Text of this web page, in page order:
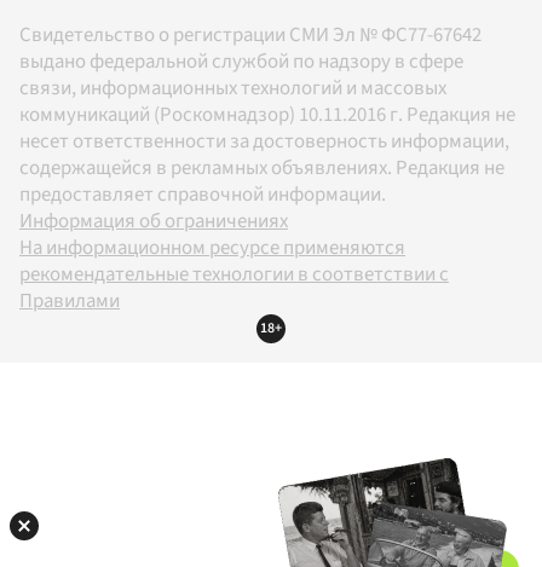
Свидетельство о регистрации СМИ Эл № ФС77-67642
выдано федеральной службой по надзору в сфере
связи, информационных технологий и массовых
коммуникаций (Роскомнадзор) 10.11.2016 г. Редакция не
несет ответственности за достоверность информации,
содержащейся в рекламных объявлениях. Редакция не
предоставляет справочной информации.
Информация об ограничениях
На информационном ресурсе применяются
рекомендательные технологии в соответствии с
Правилами
18+